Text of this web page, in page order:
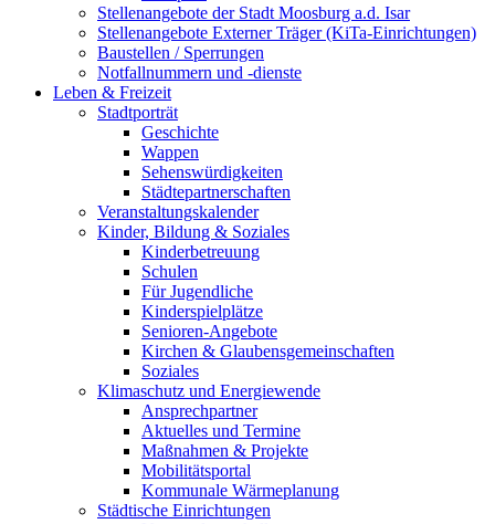
Stellenangebote der Stadt Moosburg a.d. Isar
Stellenangebote Externer Träger (KiTa-Einrichtungen)
Baustellen / Sperrungen
Notfallnummern und -dienste
Leben & Freizeit
Stadtporträt
Geschichte
Wappen
Sehenswürdigkeiten
Städtepartnerschaften
Veranstaltungskalender
Kinder, Bildung & Soziales
Kinderbetreuung
Schulen
Für Jugendliche
Kinderspielplätze
Senioren-Angebote
Kirchen & Glaubensgemeinschaften
Soziales
Klimaschutz und Energiewende
Ansprechpartner
Aktuelles und Termine
Maßnahmen & Projekte
Mobilitätsportal
Kommunale Wärmeplanung
Städtische Einrichtungen